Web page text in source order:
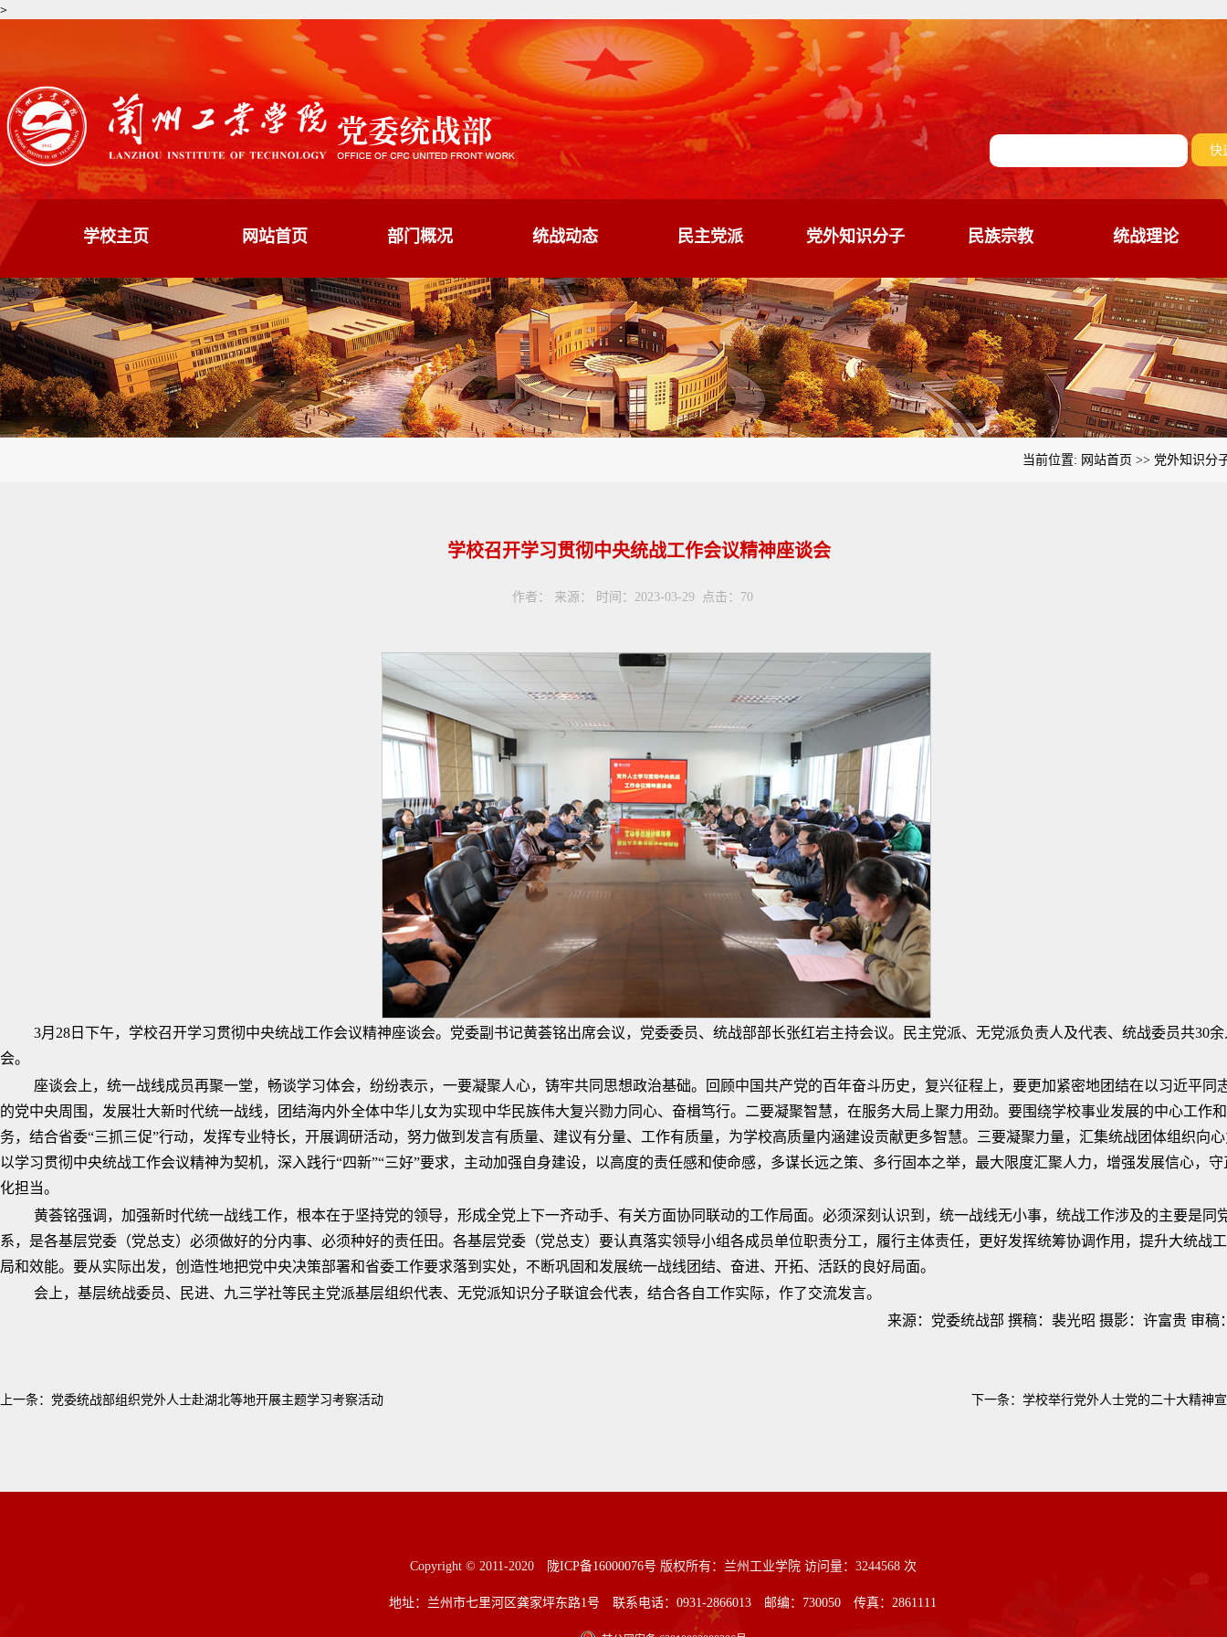
>
学校主页 网站首页 部门概况 统战动态 民主党派 党外知识分子 民族宗教 统战理论
当前位置: 网站首页 >> 党外知识分
学校召开学习贯彻中央统战工作会议精神座谈会
作者： 来源： 时间：2023-03-29 点击： 70
3月28日下午，学校召开学习贯彻中央统战工作会议精神座谈会。党委副书记黄荟铭出席会议，党委委员、统战部部长张红岩主持会议。民主党派、无党派负责人及代表、统战委员共30
会。
座谈会上，统一战线成员再聚一堂，畅谈学习体会，纷纷表示，一要凝聚人心，铸牢共同思想政治基础。回顾中国共产党的百年奋斗历史，复兴征程上，要更加紧密地团结在以习近平同
的党中央周围，发展壮大新时代统一战线，团结海内外全体中华儿女为实现中华民族伟大复兴勠力同心、奋楫笃行。二要凝聚智慧，在服务大局上聚力用劲。要围绕学校事业发展的中心工作
务，结合省委“三抓三促”行动，发挥专业特长，开展调研活动，努力做到发言有质量、建议有分量、工作有质量，为学校高质量内涵建设贡献更多智慧。三要凝聚力量，汇集统战团体组织向
以学习贯彻中央统战工作会议精神为契机，深入践行“四新”“三好”要求，主动加强自身建设，以高度的责任感和使命感，多谋长远之策、多行固本之举，最大限度汇聚人力，增强发展信心，守
化担当。
黄荟铭强调，加强新时代统一战线工作，根本在于坚持党的领导，形成全党上下一齐动手、有关方面协同联动的工作局面。必须深刻认识到，统一战线无小事，统战工作涉及的主要是同
系，是各基层党委（党总支）必须做好的分内事、必须种好的责任田。各基层党委（党总支）要认真落实领导小组各成员单位职责分工，履行主体责任，更好发挥统筹协调作用，提升大统战
局和效能。要从实际出发，创造性地把党中央决策部署和省委工作要求落到实处，不断巩固和发展统一战线团结、奋进、开拓、活跃的良好局面。
会上，基层统战委员、民进、九三学社等民主党派基层组织代表、无党派知识分子联谊会代表，结合各自工作实际，作了交流发言。
来源：党委统战部 撰稿：裴光昭 摄影：许富贵 审稿
上一条： 党委统战部组织党外人士赴湖北等地开展主题学习考察活动 下一条： 学校举行党外人士党的二十大精神
Copyright © 2011-2020 陇ICP备16000076号 版权所有：兰州工业学院 访问量：3244568 次
地址：兰州市七里河区龚家坪东路1号 联系电话：0931-2866013 邮编：730050 传真：2861111